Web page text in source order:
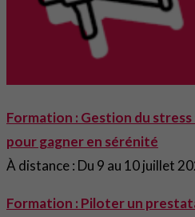
Formation : Gestion du
pour gagner en sérénité
À distance : Du 9 au 10 juillet
Formation : Piloter un